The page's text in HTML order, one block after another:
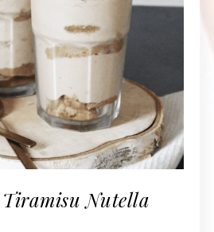
Tiramisu Nutella